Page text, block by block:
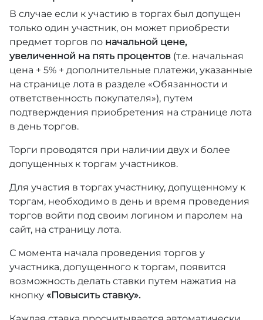
В случае если к участию в торгах был допущен
только один участник, он может приобрести
предмет торгов по начальной цене,
увеличенной на пять процентов (т.е. начальная
цена + 5% + дополнительные платежи, указанные
на странице лота в разделе «Обязанности и
ответственность покупателя»), путем
подтверждения приобретения на странице лота
в день торгов.
Торги проводятся при наличии двух и более
допущенных к торгам участников.
Для участия в торгах участнику, допущенному к
торгам, необходимо в день и время проведения
торгов войти под своим логином и паролем на
сайт, на страницу лота.
С момента начала проведения торгов у
участника, допущенного к торгам, появится
возможность делать ставки путем нажатия на
кнопку «Повысить ставку».